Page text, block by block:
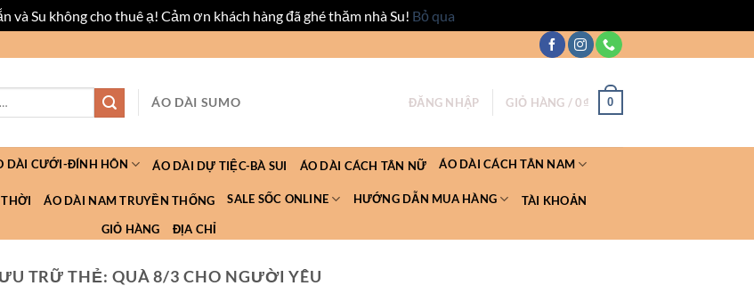
và Su không cho thuê ạ! Cảm ơn khách hàng đã ghé thăm nhà Su! Bỏ qua
ÁO DÀI SUMO ĐĂNG NHẬP GIỎ HÀNG /0₫ 0
DÀI CƯỚI-ĐÍNH HÔN ÁO DÀI DỰ TIỆC-BÀ SUI ÁO DÀI CÁCH TÂN NỮ ÁO DÀI CÁCH TÂN NAM
ÁO DÀI NAM TRUYỀN THỐNG SALE SỐC ONLINE HƯỚNG DẪN MUA HÀNG TÀI KHOẢN
GIỎ HÀNG ĐỊA CHỈ
TRỮ THẺ: QUÀ 8/3 CHO NGƯỜI YÊU